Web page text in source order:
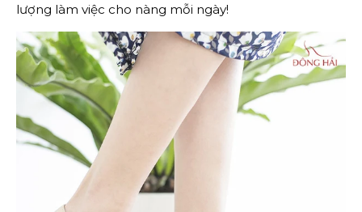
lượng làm việc cho nàng mỗi ngày!